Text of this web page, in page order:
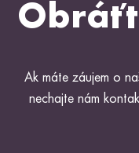
Ak máte záujem o
nechajte nám